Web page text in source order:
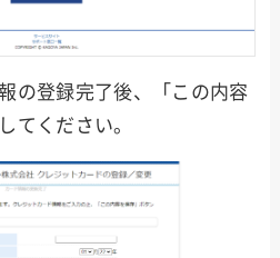
の登録完了後、「この内容
てください。